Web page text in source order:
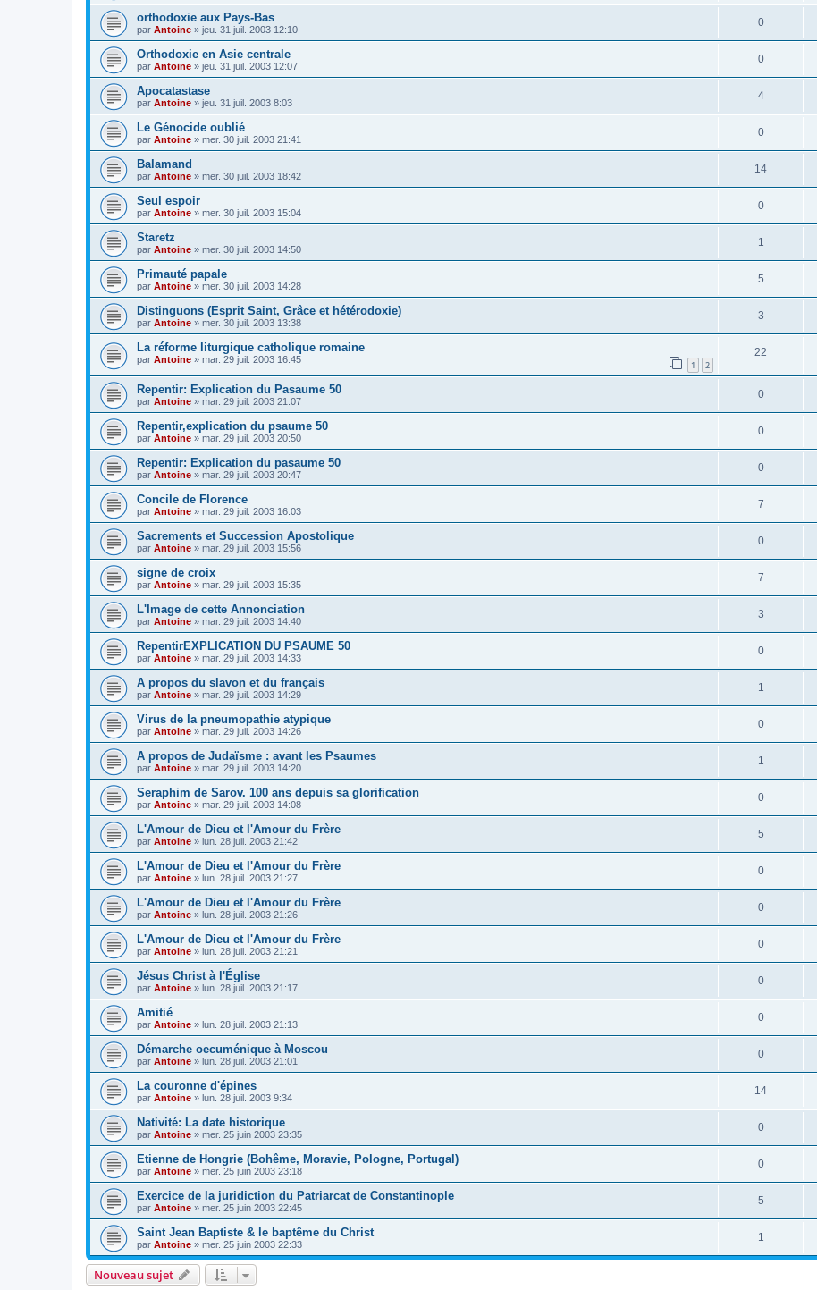
orthodoxie aux Pays-Bas
par Antoine » jeu. 31 juil. 2003 12:10
0
Orthodoxie en Asie centrale
par Antoine » jeu. 31 juil. 2003 12:07
0
Apocatastase
par Antoine » jeu. 31 juil. 2003 8:03
4
Le Génocide oublié
par Antoine » mer. 30 juil. 2003 21:41
0
Balamand
par Antoine » mer. 30 juil. 2003 18:42
14
Seul espoir
par Antoine » mer. 30 juil. 2003 15:04
0
Staretz
par Antoine » mer. 30 juil. 2003 14:50
1
Primauté papale
par Antoine » mer. 30 juil. 2003 14:28
5
Distinguons (Esprit Saint, Grâce et hétérodoxie)
par Antoine » mer. 30 juil. 2003 13:38
3
La réforme liturgique catholique romaine
par Antoine » mar. 29 juil. 2003 16:45 1 2
22
Repentir: Explication du Pasaume 50
par Antoine » mar. 29 juil. 2003 21:07
0
Repentir,explication du psaume 50
par Antoine » mar. 29 juil. 2003 20:50
0
Repentir: Explication du pasaume 50
par Antoine » mar. 29 juil. 2003 20:47
0
Concile de Florence
par Antoine » mar. 29 juil. 2003 16:03
7
Sacrements et Succession Apostolique
par Antoine » mar. 29 juil. 2003 15:56
0
signe de croix
par Antoine » mar. 29 juil. 2003 15:35
7
L'Image de cette Annonciation
par Antoine » mar. 29 juil. 2003 14:40
3
RepentirEXPLICATION DU PSAUME 50
par Antoine » mar. 29 juil. 2003 14:33
0
A propos du slavon et du français
par Antoine » mar. 29 juil. 2003 14:29
1
Virus de la pneumopathie atypique
par Antoine » mar. 29 juil. 2003 14:26
0
A propos de Judaïsme : avant les Psaumes
par Antoine » mar. 29 juil. 2003 14:20
1
Seraphim de Sarov. 100 ans depuis sa glorification
par Antoine » mar. 29 juil. 2003 14:08
0
L'Amour de Dieu et l'Amour du Frère
par Antoine » lun. 28 juil. 2003 21:42
5
L'Amour de Dieu et l'Amour du Frère
par Antoine » lun. 28 juil. 2003 21:27
0
L'Amour de Dieu et l'Amour du Frère
par Antoine » lun. 28 juil. 2003 21:26
0
L'Amour de Dieu et l'Amour du Frère
par Antoine » lun. 28 juil. 2003 21:21
0
Jésus Christ à l'Église
par Antoine » lun. 28 juil. 2003 21:17
0
Amitié
par Antoine » lun. 28 juil. 2003 21:13
0
Démarche oecuménique à Moscou
par Antoine » lun. 28 juil. 2003 21:01
0
La couronne d'épines
par Antoine » lun. 28 juil. 2003 9:34
14
Nativité: La date historique
par Antoine » mer. 25 juin 2003 23:35
0
Etienne de Hongrie (Bohême, Moravie, Pologne, Portugal)
par Antoine » mer. 25 juin 2003 23:18
0
Exercice de la juridiction du Patriarcat de Constantinople
par Antoine » mer. 25 juin 2003 22:45
5
Saint Jean Baptiste & le baptême du Christ
par Antoine » mer. 25 juin 2003 22:33
1
Nouveau sujet